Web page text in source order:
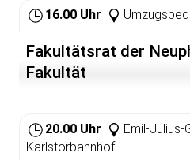
16.00 Uhr
Fakultätsrat der
Fakultät
20.00 Uhr
Emil-Julius-
Karlstorbahnhof